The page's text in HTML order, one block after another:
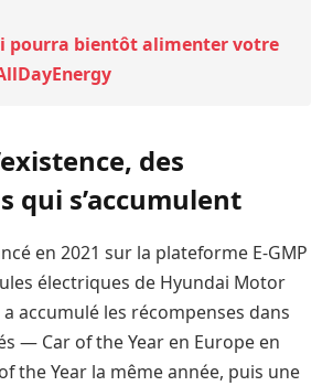
pourra bientôt alimenter votre
des
qui s’accumulent
en 2021 sur la plateforme E-GMP
électriques de Hyundai Motor
accumulé les récompenses dans
— Car of the Year en Europe en
the Year la même année, puis une